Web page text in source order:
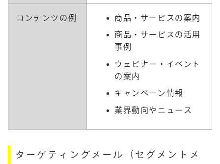
コンテンツの例 商品・サービスの案内
商品・サービスの活用
事例
ウェビナー・イベント
の案内
キャンペーン情報
業界動向やニュース
ターゲティングメール（セグメントメ